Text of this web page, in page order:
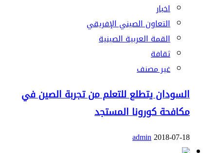
اخبار
التعاون الصيني الإفريقي
القمة العربية الصينية
ثقافة
غير مصنف
السودان يتطلع للتعلم من تجربة الصين في
مكافحة كورونا المستجد
2018-07-18
admin